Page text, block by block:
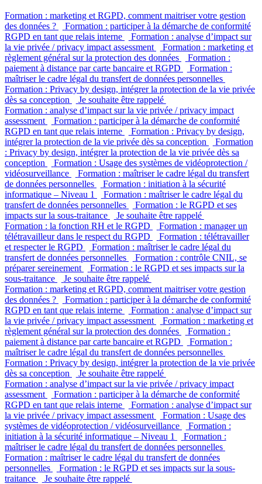
Formation : marketing et RGPD, comment maitriser votre gestion
des données ?
Formation : participer à la démarche de conformité
RGPD en tant que relais interne
Formation : analyse d’impact sur
la vie privée / privacy impact assessment
Formation : marketing et
règlement général sur la protection des données
Formation :
paiement à distance par carte bancaire et RGPD
Formation :
maîtriser le cadre légal du transfert de données personnelles
Formation : Privacy by design, intégrer la protection de la vie privée
dès sa conception
Je souhaite être rappelé
Formation : analyse d’impact sur la vie privée / privacy impact
assessment
Formation : participer à la démarche de conformité
RGPD en tant que relais interne
Formation : Privacy by design,
intégrer la protection de la vie privée dès sa conception
Formation
: Privacy by design, intégrer la protection de la vie privée dès sa
conception
Formation : Usage des systèmes de vidéoprotection /
vidéosurveillance
Formation : maîtriser le cadre légal du transfert
de données personnelles
Formation : initiation à la sécurité
informatique – Niveau 1
Formation : maîtriser le cadre légal du
transfert de données personnelles
Formation : le RGPD et ses
impacts sur la sous-traitance
Je souhaite être rappelé
Formation : la fonction RH et le RGPD
Formation : manager un
télétravailleur dans le respect du RGPD
Formation : télétravailler
et respecter le RGPD
Formation : maîtriser le cadre légal du
transfert de données personnelles
Formation : contrôle CNIL, se
préparer sereinement
Formation : le RGPD et ses impacts sur la
sous-traitance
Je souhaite être rappelé
Formation : marketing et RGPD, comment maitriser votre gestion
des données ?
Formation : participer à la démarche de conformité
RGPD en tant que relais interne
Formation : analyse d’impact sur
la vie privée / privacy impact assessment
Formation : marketing et
règlement général sur la protection des données
Formation :
paiement à distance par carte bancaire et RGPD
Formation :
maîtriser le cadre légal du transfert de données personnelles
Formation : Privacy by design, intégrer la protection de la vie privée
dès sa conception
Je souhaite être rappelé
Formation : analyse d’impact sur la vie privée / privacy impact
assessment
Formation : participer à la démarche de conformité
RGPD en tant que relais interne
Formation : analyse d’impact sur
la vie privée / privacy impact assessment
Formation : Usage des
systèmes de vidéoprotection / vidéosurveillance
Formation :
initiation à la sécurité informatique – Niveau 1
Formation :
maîtriser le cadre légal du transfert de données personnelles
Formation : maîtriser le cadre légal du transfert de données
personnelles
Formation : le RGPD et ses impacts sur la sous-
traitance
Je souhaite être rappelé